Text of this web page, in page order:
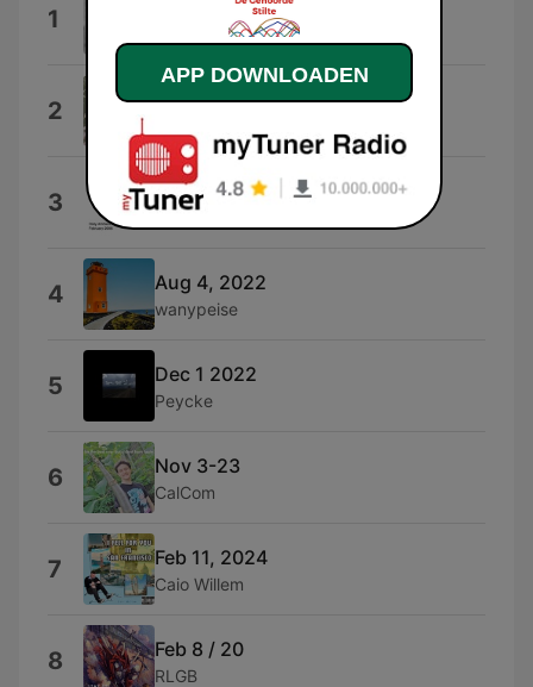
1 02.Shock.Pt1
2 14 Jul 20
3 2006-02-07
Cinema Volta
4 Aug 4, 2022
wanypeise
5 Dec 1 2022
Peycke
6 Nov 3-23
CalCom
7 Feb 11, 2024
Caio Willem
8 Feb 8 / 20
RLGB
APP DOWNLOADEN